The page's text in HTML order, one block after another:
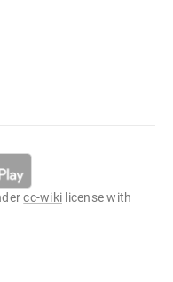
cc-wiki license with